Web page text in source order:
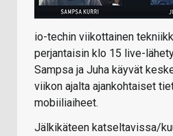
io-techin viikottainen
perjantaisin klo 15 live-
Sampsa ja Juha käyvät
viikon ajalta ajankohtaiset
mobiiliaiheet.
Jälkikäteen katseltavissa/